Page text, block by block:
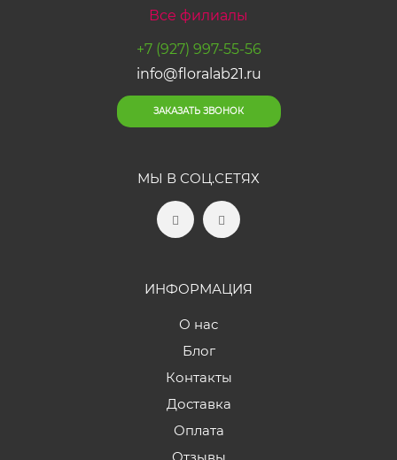
Все филиалы
+7 (927) 997-55-56
info@floralab21.ru
ЗАКАЗАТЬ ЗВОНОК
МЫ В СОЦ.СЕТЯХ
ИНФОРМАЦИЯ
О нас
Блог
Контакты
Доставка
Оплата